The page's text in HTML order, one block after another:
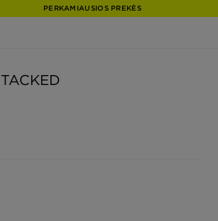
PERKAMIAUSIOS PREKĖS